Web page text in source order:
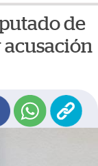
de
acusación